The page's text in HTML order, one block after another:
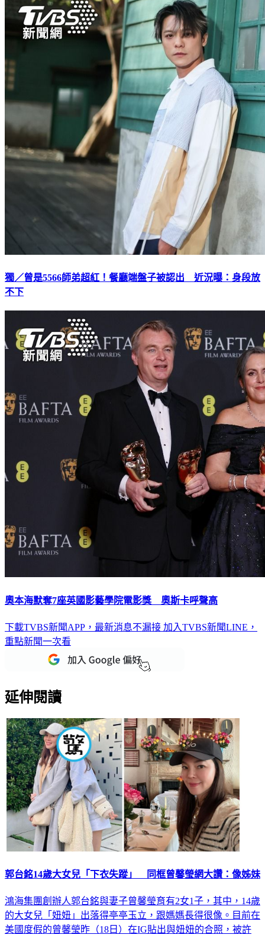
獨／曾是5566師弟超紅！餐廳端盤子被認出 近況曝：身段放
不下
奧本海默奪7座英國影藝學院電影獎 奧斯卡呼聲高
下載TVBS新聞APP，最新消息不漏接 加入TVBS新聞LINE，
重點新聞一次看
延伸閱讀
郭台銘14歲大女兒「下衣失蹤」 同框曾馨瑩網大讚：像姊妹
鴻海集團創辦人郭台銘與妻子曾馨瑩育有2女1子，其中，14歲
的大女兒「妞妞」出落得亭亭玉立，跟媽媽長得很像。目前在
美國度假的曾馨瑩昨（18日）在IG貼出與妞妞的合照，被許